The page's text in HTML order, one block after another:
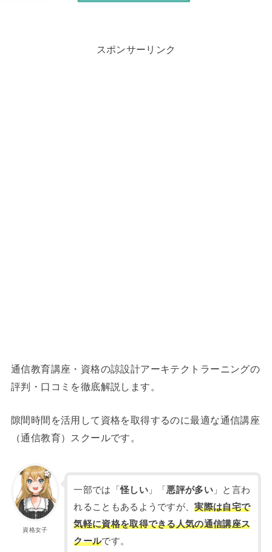
スポンサーリンク
通信教育講座・資格の諒設計アーキテクトラーニングの
評判・口コミを徹底解説します。
隙間時間を活用して資格を取得するのに最適な通信講座
（通信教育）スクールです。
資格女子
一部では「怪しい」「 悪評が多い」と言わ
れることもあるようですが、実際は自宅で
気軽に資格を取得できる人気の通信講座ス
クールです。